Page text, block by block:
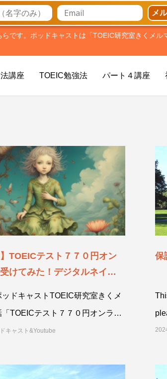
メ
です。ポッドキャストは「TOEIC研究室きくメル
講座 TOEIC勉強法 パート４講座
TOEICテスト７７０円オン
けてみた！デジタルネイティ
ドキャストTOEIC研究室きくメ
TOEICテスト７７０円オンライ
た！デジタルネイティブではな
キャスト&Youtube
保